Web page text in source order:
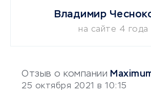
Отзыв о компании
25 октября 2021 в 10:15
Владимир
на сайте 4 года